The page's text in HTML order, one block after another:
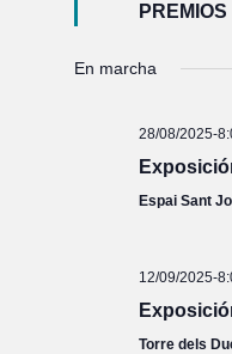
En marcha
28/08/2025-
Espai Sant
12/09/2025-
Torre dels